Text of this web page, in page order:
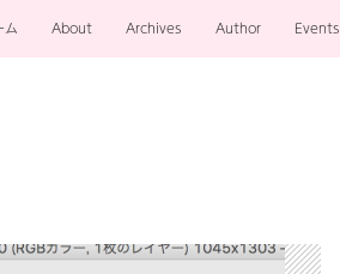
ム About Archives Author Events